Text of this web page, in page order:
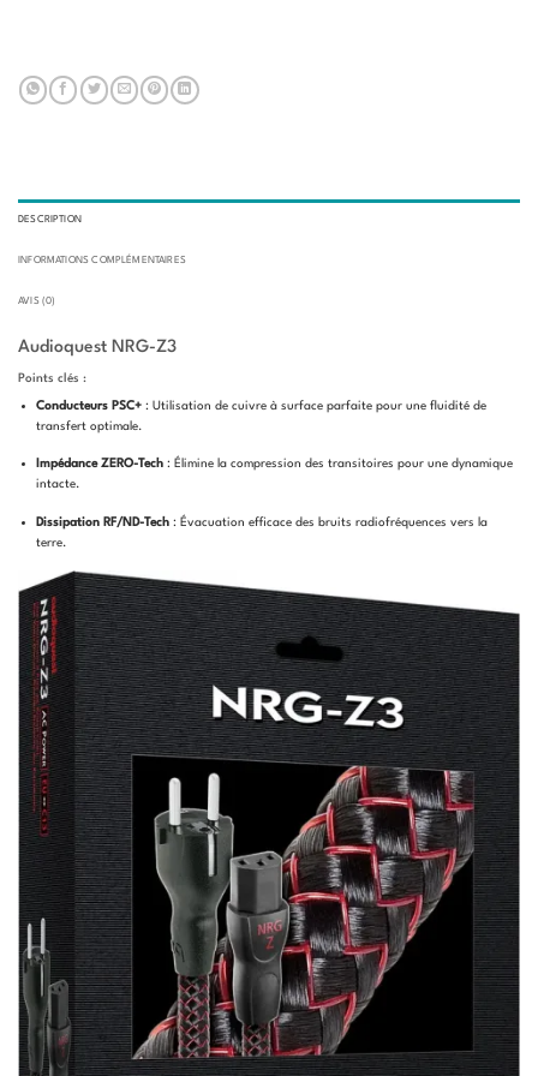
DESCRIPTION
INFORMATIONS COMPLÉMENTAIRES
AVIS (0)
Audioquest NRG-Z3
Points clés :
Conducteurs PSC+: Utilisation de cuivre à surface parfaite pour une fluidité de
transfert optimale.
Impédance ZERO-Tech: Élimine la compression des transitoires pour une dynamique
intacte.
Dissipation RF/ND-Tech: Évacuation efficace des bruits radiofréquences vers la
terre.